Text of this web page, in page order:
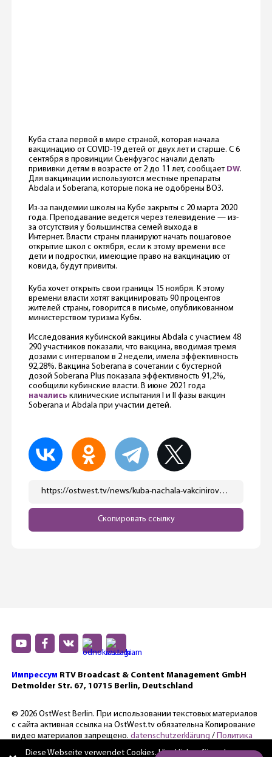
Куба стала первой в мире страной, которая начала
вакцинацию от COVID-19 детей от двух лет и старше. С 6
сентября в провинции Сьенфуэгос начали делать
прививки детям в возрасте от 2 до 11 лет, сообщает DW.
Для вакцинации используются местные препараты
Abdala и Soberana, которые пока не одобрены ВОЗ.
Из-за пандемии школы на Кубе закрыты с 20 марта 2020
года. Преподавание ведется через телевидение — из-
за отсутствия у большинства семей выхода в
Интернет. Власти страны планируют начать пошаговое
открытие школ с октября, если к этому времени все
дети и подростки, имеющие право на вакцинацию от
ковида, будут привиты.
Куба хочет открыть свои границы 15 ноября. К этому
времени власти хотят вакцинировать 90 процентов
жителей страны, говорится в письме, опубликованном
министерством туризма Кубы.
Исследования кубинской вакцины Abdala с участием 48
290 участников показали, что вакцина, вводимая тремя
дозами с интервалом в 2 недели, имела эффективность
92,28%. Вакцина Soberana в сочетании с бустерной
дозой Soberana Plus показала эффективность 91,2%,
сообщили кубинские власти. В июне 2021 года
начались клинические испытания I и II фазы вакцин
Soberana и Abdala при участии детей.
https://ostwest.tv/news/kuba-nachala-vakcinirovat-detej-s-2-let/
Скопировать ссылку
Импрессум RTV Broadcast & Content Management GmbH
Detmolder Str. 67, 10715 Berlin, Deutschland
© 2026 OstWest Berlin. При использовании текстовых материалов
с сайта активная ссылка на OstWest.tv обязательна Копирование
видео материалов запрещено. datenschutzerklärung / Политика
Diese Webseite verwendet Cookies. Hierklicken für mehr